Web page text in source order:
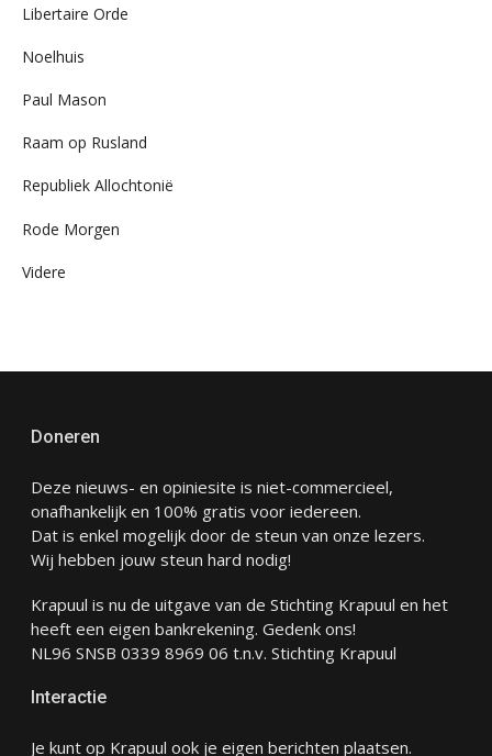
Libertaire Orde
Noelhuis
Paul Mason
Raam op Rusland
Republiek Allochtonië
Rode Morgen
Videre
Doneren
Deze nieuws- en opiniesite is niet-commercieel,
onafhankelijk en 100% gratis voor iedereen.
Dat is enkel mogelijk door de steun van onze lezers.
Wij hebben jouw steun hard nodig!
Krapuul is nu de uitgave van de Stichting Krapuul en het
heeft een eigen bankrekening. Gedenk ons!
NL96 SNSB 0339 8969 06 t.n.v. Stichting Krapuul
Interactie
Je kunt op Krapuul ook je eigen berichten plaatsen.